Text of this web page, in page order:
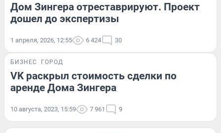
Дом Зингера отреставрируют. Проект
дошел до экспертизы
1 апреля, 2026, 12:55 6 424 30
БИЗНЕС ГОРОД
VK раскрыл стоимость сделки по
аренде Дома Зингера
10 августа, 2023, 15:59 7 961 9